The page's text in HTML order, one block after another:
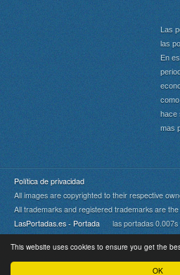
OK
This website uses cookies to ensure you get the
Las
las
En
hace
mas
Política de privacidad
All images are copyrighted to their respective
All trademarks and registered trademarks are
LasPortadas.es - Portada las portadas 0.007s